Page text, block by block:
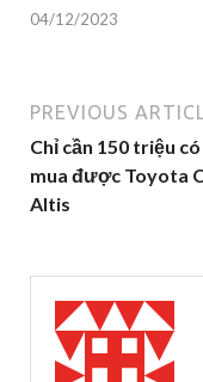
04/12/2023
PREVIOUS
Chỉ cần 150 triệu
mua được Toyota
Altis